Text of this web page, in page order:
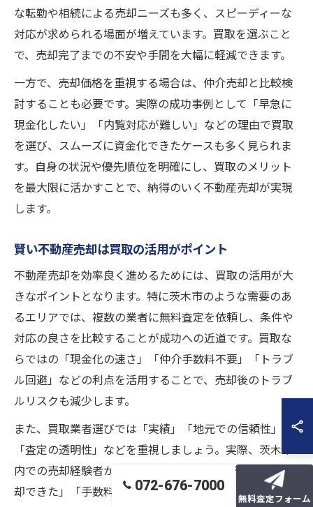
な転勤や相続による売却ニーズも多く、スピーディーな
対応が求められる場面が増えています。買取を選ぶこと
で、売却完了までの不安や手間を大幅に軽減できます。
一方で、売却価格を重視する場合は、仲介売却と比較検
討することも必要です。実際の成功事例として「早急に
現金化したい」「内覧対応が難しい」などの理由で買取
を選び、スムーズに資金化できたケースも多く見られま
す。自身の状況や優先順位を明確にし、買取のメリット
を最大限に活かすことで、納得のいく不動産売却が実現
します。
賢い不動産売却は買取の活用がポイント
不動産売却を効率良く進めるためには、買取の活用が大
きなポイントとなります。特に茨木市のような需要のあ
るエリアでは、複数の業者に無料査定を依頼し、条件や
対応の良さを比較することが成功への近道です。買取な
らではの「現金化の速さ」「仲介手数料不要」「トラブ
ル回避」などの利点を活用することで、売却後のトラブ
ルリスクも減少します。
また、買取業者選びでは「実績」「地元での信頼性」
「査定の透明性」などを重視しましょう。実際、茨木市
内での売却経験者からは「希望通りのスケジュールで売
却できた」「手数料が抑えられて助かった」といった声
072-676-7000
無料査定フォーム